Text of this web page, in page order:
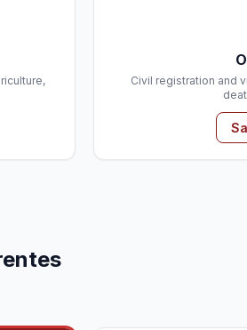
Civil registration and